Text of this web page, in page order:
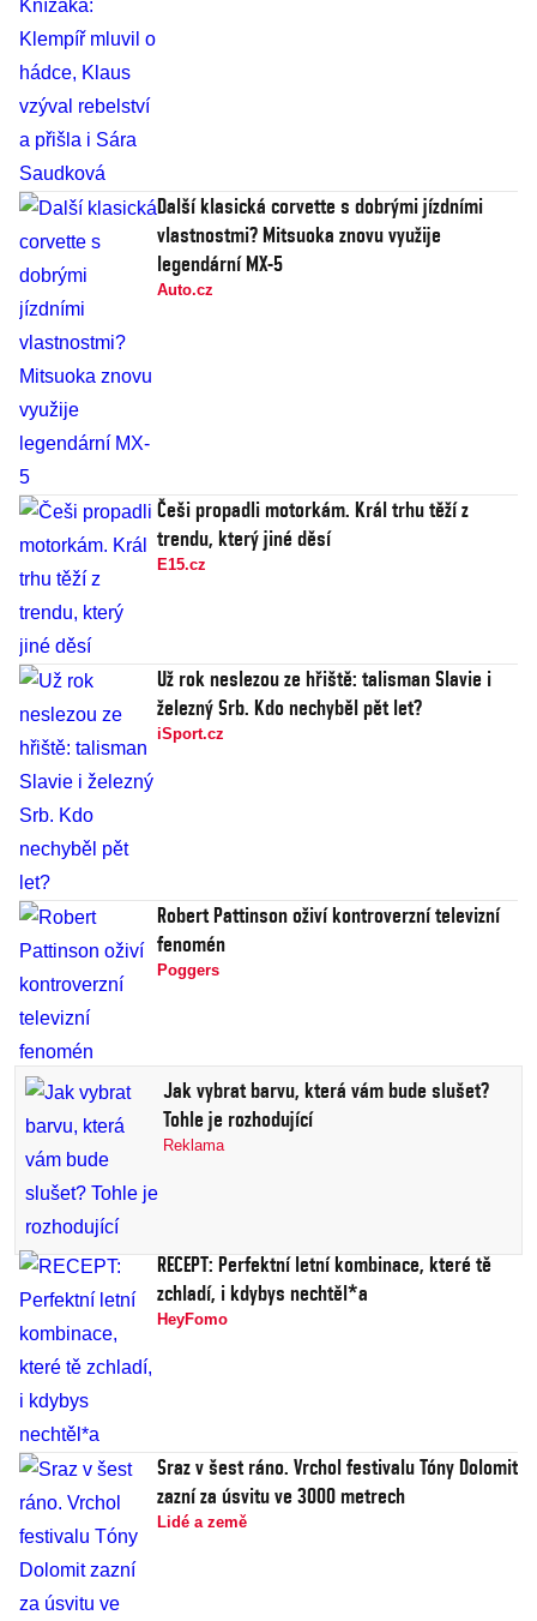
Další klasická corvette s dobrými jízdními
vlastnostmi? Mitsuoka znovu využije
legendární MX-5
Auto.cz
Češi propadli motorkám. Král trhu těží z
trendu, který jiné děsí
E15.cz
Už rok neslezou ze hřiště: talisman Slavie i
železný Srb. Kdo nechyběl pět let?
iSport.cz
Robert Pattinson oživí kontroverzní televizní
fenomén
Poggers
Jak vybrat barvu, která vám bude slušet?
Tohle je rozhodující
Reklama
RECEPT: Perfektní letní kombinace, které tě
zchladí, i kdybys nechtěl*a
HeyFomo
Sraz v šest ráno. Vrchol festivalu Tóny Dolomit
zazní za úsvitu ve 3000 metrech
Lidé a země